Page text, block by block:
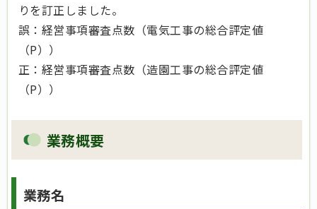
りを訂正しました。
誤：経営事項審査点数（電気工事の総合評定値
（P））
正：経営事項審査点数（造園工事の総合評定値
（P））
業務概要
業務名